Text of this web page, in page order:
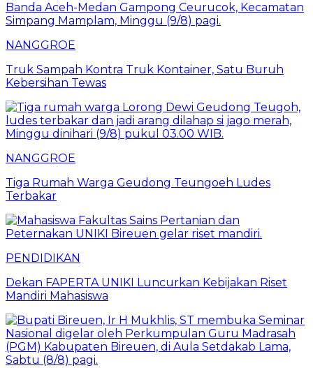
NANGGROE
Truk Sampah Kontra Truk Kontainer, Satu Buruh
Kebersihan Tewas
NANGGROE
Tiga Rumah Warga Geudong Teungoeh Ludes
Terbakar
PENDIDIKAN
Dekan FAPERTA UNIKI Luncurkan Kebijakan Riset
Mandiri Mahasiswa